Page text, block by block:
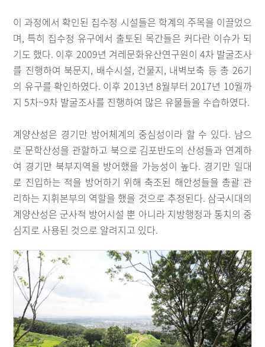
이 과정에서 확인된 집수정 시설들은 학계의 주목을 이끌었으
며, 특히 집수정 유구에서 출토된 목간들은 커다란 이슈가 되
기도 했다. 이후 2009년 겨레문화유산연구원이 4차 발굴조사
를 진행하여 북문지, 배수시설, 건물지, 내벽보축 등 총 26기
의 유구를 확인하였다. 이후 2013년 8월부터 2017년 10월까
지 5차~9차 발굴조사를 진행하여 많은 유물들을 수습하였다.
계양산성은 경기만 방어체계의 중심성이라 할 수 있다. 남으
로 문학산성을 관할하고 북으로 김포반도의 산성들과 연계하
여 경기만 북부지역을 방어했을 가능성이 높다. 경기만 일대
로 진입하는 적을 방어하기 위해 축조된 해안성들을 총괄 관
리하는 지휘본부의 역할을 했을 것으로 추정된다. 삼국시대의
계양산성은 군사적 방어시설 뿐 아니라 지방행정과 통치의 중
심지로 사용된 것으로 알려지고 있다.